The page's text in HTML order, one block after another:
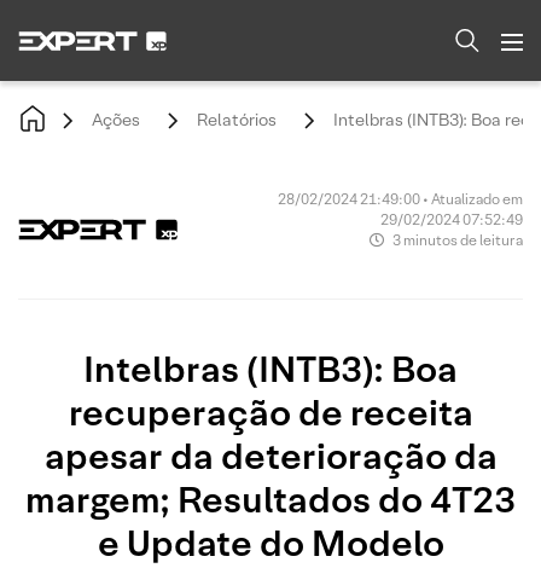
Ações Relatórios Intelbras (INTB3): Boa
28/02/2024 21:49:00 • Atualizado em
29/02/2024 07:52:49
3 minutos de leitura
Intelbras (INTB3): Boa
recuperação de receita
apesar da deterioração da
margem; Resultados do 4T23
e Update do Modelo